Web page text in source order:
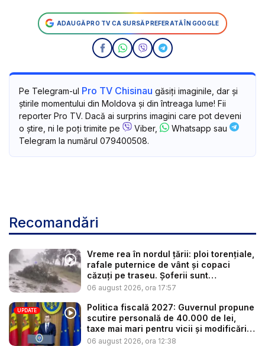
ADAUGĂ PRO TV CA SURSĂ PREFERATĂ ÎN GOOGLE
Pe Telegram-ul Pro TV Chisinau găsiți imaginile, dar și
știrile momentului din Moldova și din întreaga lume! Fii
reporter Pro TV. Dacă ai surprins imagini care pot deveni
o știre, ni le poți trimite pe
Viber,
Whatsapp sau
Telegram la numărul 079400508.
Recomandări
Vreme rea în nordul țării: ploi torențiale,
rafale puternice de vânt și copaci
căzuți pe traseu. Șoferii sunt
îndemnaț...
06 august 2026, ora 17:57
UPDATE
Politica fiscală 2027: Guvernul propune
scutire personală de 40.000 de lei,
taxe mai mari pentru vicii și modificări
l...
06 august 2026, ora 12:38